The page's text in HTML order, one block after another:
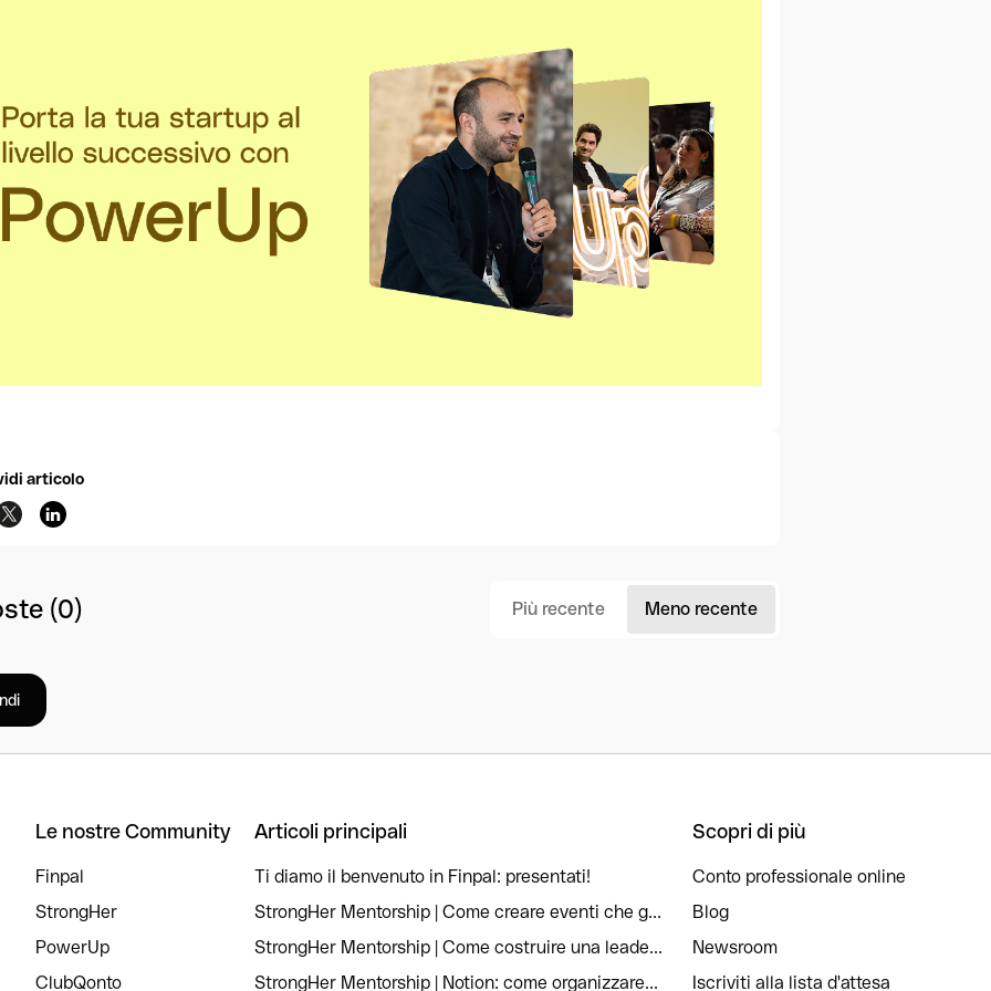
articolo
(0) Più recente Meno recente
Le nostre Community
Finpal
StrongHer
PowerUp
ClubQonto
Articoli principali
Ti diamo il benvenuto in Finpal: presentati!
StrongHer Mentorship | Come creare eventi che g...
StrongHer Mentorship | Come costruire una leade...
StrongHer Mentorship | Notion: come organizzare...
Scopri di più
Conto professionale online
Blog
Newsroom
Iscriviti alla lista d'attesa